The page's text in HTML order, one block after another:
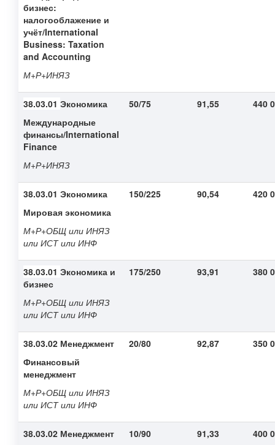
бизнес:
налогооблажение и
учёт/International
Business: Taxation
and Accounting
М+Р+ИНЯЗ
38.03.01 Экономика
Международные
финансы/International
Finance
М+Р+ИНЯЗ
50/75 91,55 440
38.03.01 Экономика
Мировая экономика
М+Р+ОБЩ или ИНЯЗ
или ИСТ или ИНФ
150/225 90,54 420
38.03.01 Экономика и
бизнес
М+Р+ОБЩ или ИНЯЗ
или ИСТ или ИНФ
175/250 93,91 380
38.03.02 Менеджмент
Финансовый
менеджмент
М+Р+ОБЩ или ИНЯЗ
или ИСТ или ИНФ
20/80 92,87 350
38.03.02 Менеджмент
10/90 91,33 400